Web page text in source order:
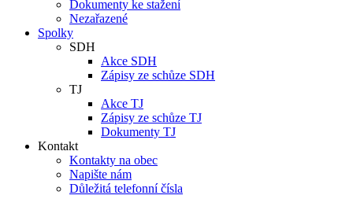
Dokumenty ke stažení
Nezařazené
Spolky
SDH
Akce SDH
Zápisy ze schůze SDH
TJ
Akce TJ
Zápisy ze schůze TJ
Dokumenty TJ
Kontakt
Kontakty na obec
Napište nám
Důležitá telefonní čísla